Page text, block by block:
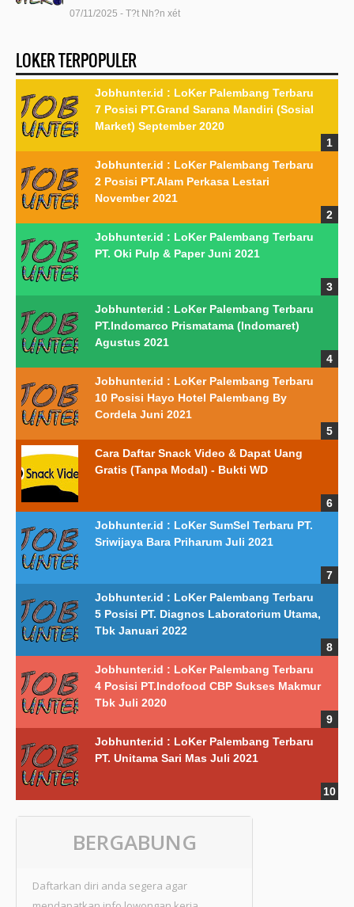
07/11/2025 - T?t Nh?n xét
LOKER TERPOPULER
Jobhunter.id : LoKer Palembang Terbaru
7 Posisi PT.Grand Sarana Mandiri (Sosial
Market) September 2020
Jobhunter.id : LoKer Palembang Terbaru
2 Posisi PT.Alam Perkasa Lestari
November 2021
Jobhunter.id : LoKer Palembang Terbaru
PT. Oki Pulp & Paper Juni 2021
Jobhunter.id : LoKer Palembang Terbaru
PT.Indomarco Prismatama (Indomaret)
Agustus 2021
Jobhunter.id : LoKer Palembang Terbaru
10 Posisi Hayo Hotel Palembang By
Cordela Juni 2021
Cara Daftar Snack Video & Dapat Uang
Gratis (Tanpa Modal) - Bukti WD
Jobhunter.id : LoKer SumSel Terbaru PT.
Sriwijaya Bara Priharum Juli 2021
Jobhunter.id : LoKer Palembang Terbaru
5 Posisi PT. Diagnos Laboratorium Utama,
Tbk Januari 2022
Jobhunter.id : LoKer Palembang Terbaru
4 Posisi PT.Indofood CBP Sukses Makmur
Tbk Juli 2020
Jobhunter.id : LoKer Palembang Terbaru
PT. Unitama Sari Mas Juli 2021
BERGABUNG
Daftarkan diri anda segera agar